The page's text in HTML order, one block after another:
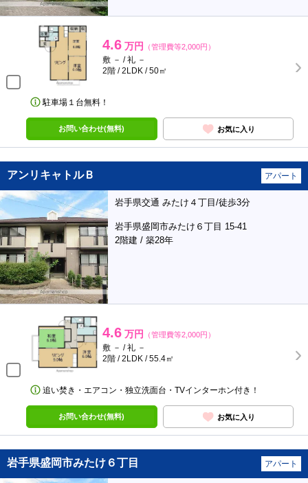
4.6 万円 （管理費等2,000円）
敷 － / 礼 －
2階 / 2LDK / 50㎡
駐車場１台無料！
お問い合わせ(無料) お気に入り
アンリキャトルＢ アパート
岩手県交通 みたけ４丁目/徒歩3分
岩手県盛岡市みたけ６丁目 15-41
2階建 / 築28年
4.6 万円 （管理費等2,000円）
敷 － / 礼 －
2階 / 2LDK / 55.4㎡
追い焚き・エアコン・独立洗面台・TVインターホン付き！
お問い合わせ(無料) お気に入り
岩手県盛岡市みたけ６丁目 アパート